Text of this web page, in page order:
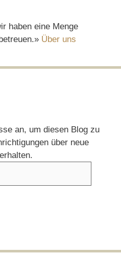
haben eine Menge
Über uns
an, um diesen Blog zu
über neue